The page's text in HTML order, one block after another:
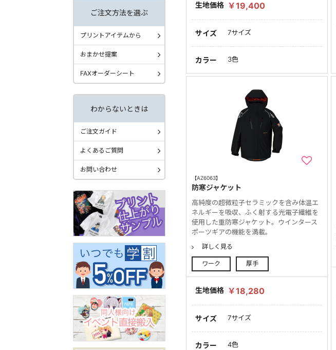
生地価格 ￥19,400
サイズ 7サイズ
カラー 3色
【AZ6063】
防寒ジャケット
高純度の超微粒子セラミックを含み体温エ
ネルギーを吸収、ふく射する光電子繊維を
使用した重防寒ジャケット。ウインタース
ポーツギアの機能を満載。
詳しく見る
ワーク 厚手
生地価格 ￥18,280
サイズ 7サイズ
カラー 4色
ご注文方法を選ぶ
プリントアイテムから
おまかせ提案
FAXオーダーシート
わからないときは
ご注文ガイド
よくあるご質問
お問い合わせ